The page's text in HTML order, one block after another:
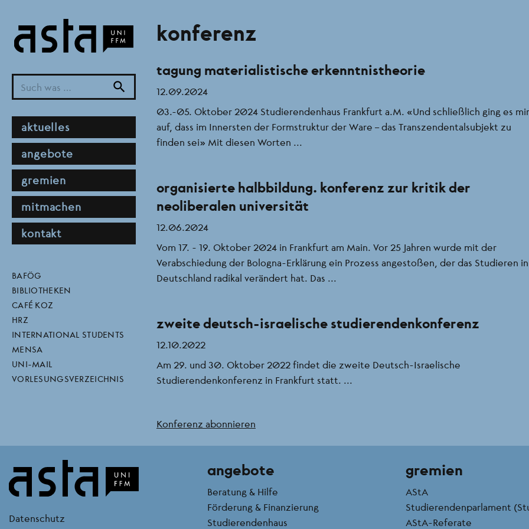
zum
Inhalt
search
hauptnavigation
aktuelles
angebote
gremien
mitmachen
kontakt
direktlinks
BAFÖG
BIBLIOTHEKEN
CAFÉ KOZ
HRZ
INTERNATIONAL STUDENTS
MENSA
UNI-MAIL
VORLESUNGSVERZEICHNIS
konferenz
tagung materialistische erkenntnistheorie
12.09.2024
03.-05. Oktober 2024 Studierendenhaus Frankfurt a.M. “Und schließlich ging es mir
auf, dass im Innersten der Formstruktur der Ware – das Transzendentalsubjekt zu
finden sei” Mit diesen Worten ...
organisierte halbbildung. konferenz zur kritik der
neoliberalen universität
12.06.2024
Vom 17. - 19. Oktober 2024 in Frankfurt am Main. Vor 25 Jahren wurde mit der
Verabschiedung der Bologna-Erklärung ein Prozess angestoßen, der das Studieren in
Deutschland radikal verändert hat. Das ...
zweite deutsch-israelische studierendenkonferenz
12.10.2022
Am 29. und 30. Oktober 2022 findet die zweite Deutsch-Israelische
Studierendenkonferenz in Frankfurt statt. ...
Konferenz abonnieren
kontakt
Datenschutz
angebote
Beratung & Hilfe
Förderung & Finanzierung
Studierendenhaus
gremien
AStA
Studierendenparlament
AStA-Referate